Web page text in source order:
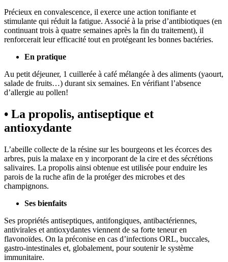
Précieux en convalescence, il exerce une action tonifiante et
stimulante qui réduit la fatigue. Associé à la prise d’antibiotiques (en
continuant trois à quatre semaines après la fin du traitement), il
renforcerait leur efficacité tout en protégeant les bonnes bactéries.
En pratique
Au petit déjeuner, 1 cuillerée à café mélangée à des aliments (yaourt,
salade de fruits…) durant six semaines. En vérifiant l’absence
d’allergie au pollen!
• La propolis, antiseptique et
antioxydante
L’abeille collecte de la résine sur les bourgeons et les écorces des
arbres, puis la malaxe en y incorporant de la cire et des sécrétions
salivaires. La propolis ainsi obtenue est utilisée pour enduire les
parois de la ruche afin de la protéger des microbes et des
champignons.
Ses bienfaits
Ses propriétés antiseptiques, antifongiques, antibactériennes,
antivirales et antioxydantes viennent de sa forte teneur en
flavonoïdes. On la préconise en cas d’infections ORL, buccales,
gastro-intestinales et, globalement, pour soutenir le système
immunitaire.